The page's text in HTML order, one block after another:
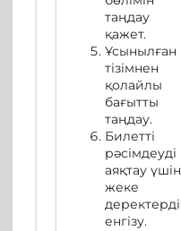
таңдау
қажет.
Ұсынылған
тізімнен
қолайлы
бағытты
таңдау.
Билетті
рәсімдеуді
аяқтау үшін
жеке
деректерді
енгізу.